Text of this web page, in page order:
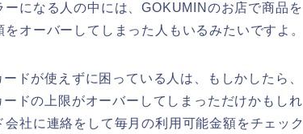
ーになる人の中には、GOKUMINのお店で商品を
オーバーしてしまった人もいるみたいですよ。
ドが使えずに困っている人は、もしかしたら、
ドの上限がオーバーしてしまっただけかもしれ
社に連絡をして毎月の利用可能金額をチェック